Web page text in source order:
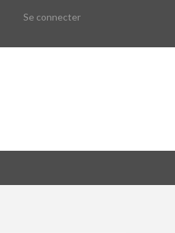
Se connecter